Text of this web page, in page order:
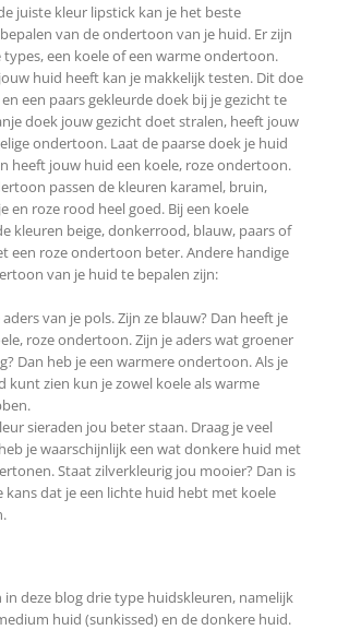
juiste kleur lipstick kan je het beste
van de ondertoon van je huid. Er zijn
een koele of een warme ondertoon.
huid heeft kan je makkelijk testen. Dit doe
een paars gekleurde doek bij je gezicht te
doek jouw gezicht doet stralen, heeft jouw
ondertoon. Laat de paarse doek je huid
heeft jouw huid een koele, roze ondertoon.
passen de kleuren karamel, bruin,
en roze rood heel goed. Bij een koele
kleuren beige, donkerrood, blauw, paars of
een roze ondertoon beter. Andere handige
van je huid te bepalen zijn:
van je pols. Zijn ze blauw? Dan heeft je
roze ondertoon. Zijn je aders wat groener
Dan heb je een warmere ondertoon. Als je
kunt zien kun je zowel koele als warme
sieraden jou beter staan. Draag je veel
je waarschijnlijk een wat donkere huid met
Staat zilverkleurig jou mooier? Dan is
kans dat je een lichte huid hebt met koele
in deze blog drie type huidskleuren, namelijk
huid (sunkissed) en de donkere huid.